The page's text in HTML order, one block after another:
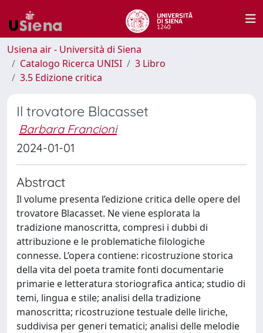
Usiena air - Università di Siena
Catalogo Ricerca UNISI
3 Libro
3.5 Edizione critica
Il trovatore Blacasset
Barbara Francioni
2024-01-01
Abstract
Il volume presenta l’edizione critica delle opere del
trovatore Blacasset. Ne viene esplorata la
tradizione manoscritta, compresi i dubbi di
attribuzione e le problematiche filologiche
connesse. L’opera contiene: ricostruzione storica
della vita del poeta tramite fonti documentarie
primarie e letteratura storiografica antica; studio di
temi, lingua e stile; analisi della tradizione
manoscritta; ricostruzione testuale delle liriche,
suddivisa per generi tematici; analisi delle melodie